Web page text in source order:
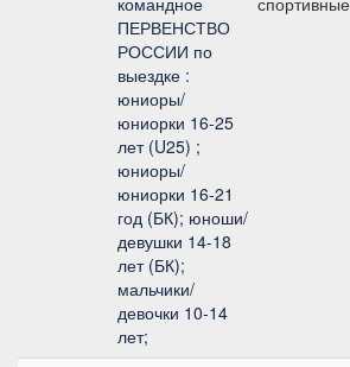
ПЕРВЕНСТВО
РОССИИ по
выездке :
юниоры/
юниорки 16-25
лет (U25) ;
юниоры/
юниорки 16-21
год (БК); юноши/
девушки 14-18
лет (БК);
мальчики/
девочки 10-14
лет;